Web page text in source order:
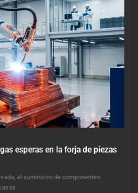
esperas en la forja de piezas
el suministro de componentes